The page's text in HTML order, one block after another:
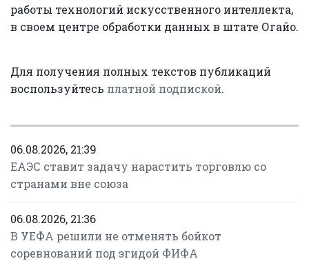
работы технологий искусственного интеллекта,
в своем центре обработки данных в штате Огайо.
Для получения полных текстов публикаций
воспользуйтесь платной подпиской.
06.08.2026, 21:39
ЕАЭС ставит задачу нарастить торговлю со
странами вне союза
06.08.2026, 21:36
В УЕФА решили не отменять бойкот
соревнований под эгидой ФИФА